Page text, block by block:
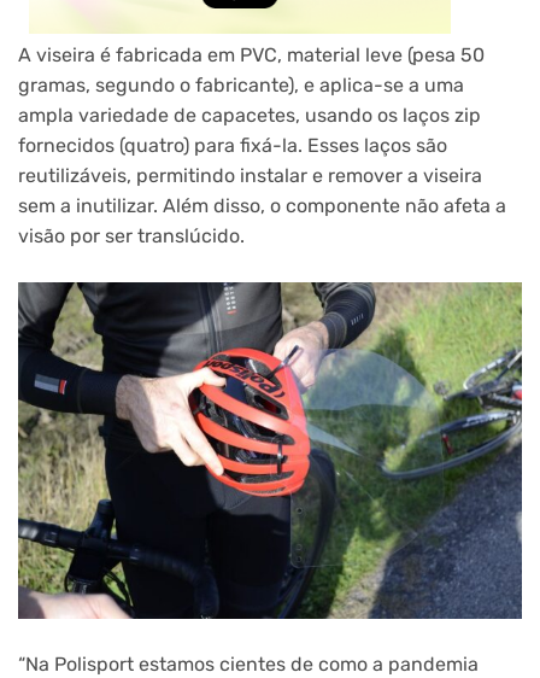
A viseira é fabricada em PVC, material leve (pesa 50
gramas, segundo o fabricante), e aplica-se a uma
ampla variedade de capacetes, usando os laços zip
fornecidos (quatro) para fixá-la. Esses laços são
reutilizáveis, permitindo instalar e remover a viseira
sem a inutilizar. Além disso, o componente não afeta a
visão por ser translúcido.
“Na Polisport estamos cientes de como a pandemia